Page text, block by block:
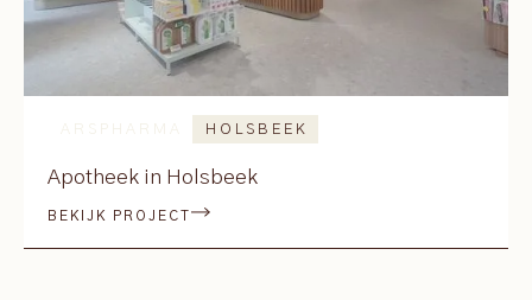
ARSPHARMA HOLSBEEK
Apotheek in Holsbeek
BEKIJK PROJECT